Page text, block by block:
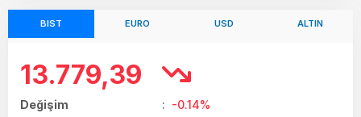
BIST EURO USD ALTIN
13.779,39
Değişim : -0.14%